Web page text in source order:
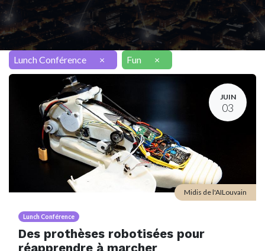
Lunch Conférence × Fun ×
JUIN
03
Lunch Conférence
Des prothèses robotisées pour
Midis de l'AILouvain